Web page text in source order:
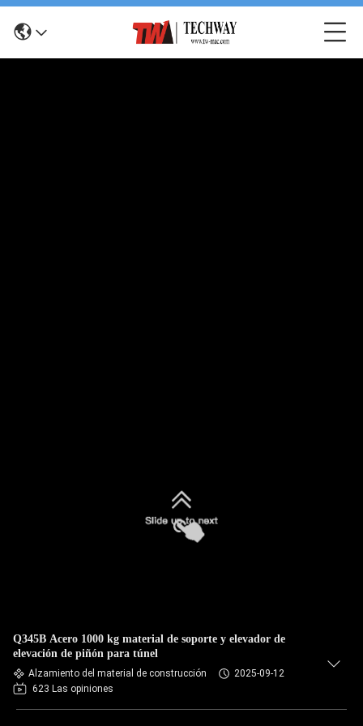
Q345B Acero 1000 kg material de soporte y elevador de
elevación de piñón para túnel
Alzamiento del material de construcción
2025-09-12
623 Las opiniones